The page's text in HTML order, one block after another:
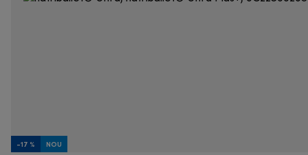
-17 % NOU